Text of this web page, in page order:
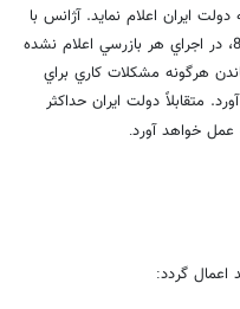
ايران اعلام نمايد. آژانس با
در نظر گرفتن مقررات مربوطه در مواد 44 و89، در اجراي هر بازرسي اعلام نشده
هرگونه مشكلات كاري براي
متقابلاً دولت ايران حداكثر
خواهد آورد.
اعمال گردد: